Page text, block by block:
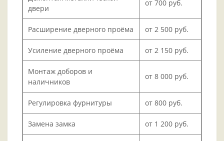
двери
от 700 руб.
Расширение дверного проёма от 2 500 руб.
Усиление дверного проёма от 2 150 руб.
Монтаж доборов и
наличников
от 8 000 руб.
Регулировка фурнитуры от 800 руб.
Замена замка от 1 200 руб.